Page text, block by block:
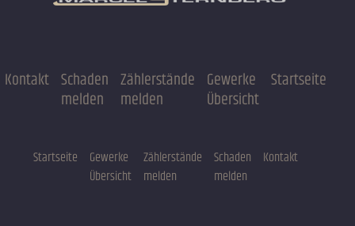
Kontakt Schaden
melden
Zählerstände
melden
Gewerke
Übersicht
Startseite
Startseite
Gewerke
Übersicht
Zählerstände
melden
Schaden
melden
Kontakt